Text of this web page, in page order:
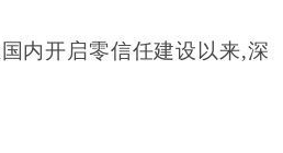
内开启零信任建设以来,深